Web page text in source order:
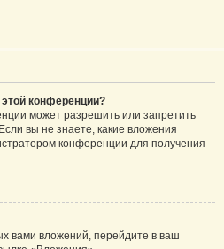
конференции?
может разрешить или запретить
вы не знаете, какие вложения
конференции для получения
вами вложений, перейдите в ваш